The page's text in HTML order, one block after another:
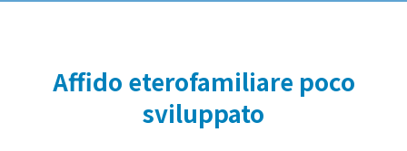
Affido eterofamiliare poco
sviluppato